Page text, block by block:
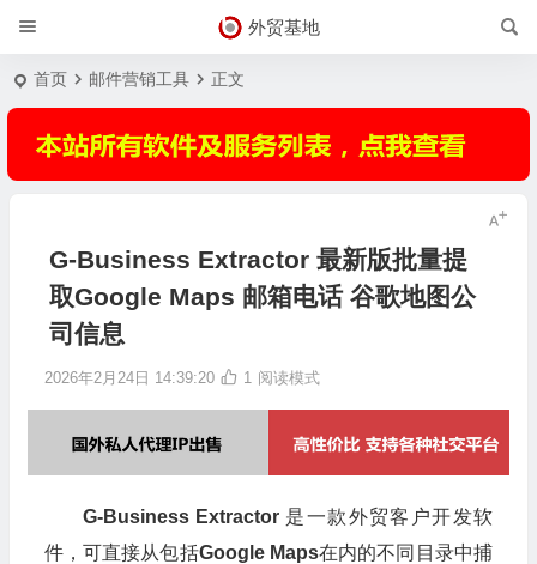
外贸基地
首页 邮件营销工具 正文
G-Business Extractor 最新版批量提
取Google Maps 邮箱电话 谷歌地图公
司信息
2026年2月24日 14:39:20 1 阅读模式
G-Business Extractor 是一款外贸客户开发软
件，可直接从包括Google Maps在内的不同目录中捕